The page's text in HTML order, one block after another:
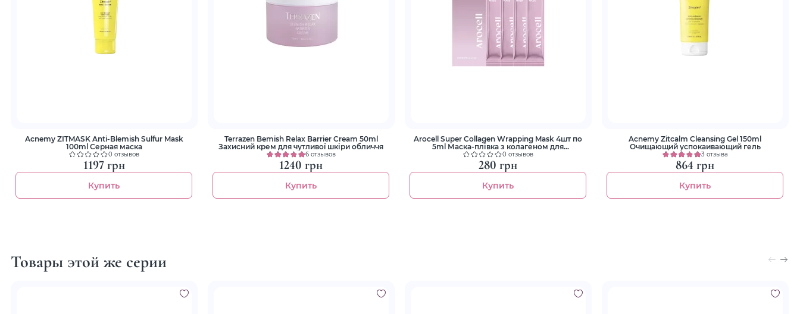
Acnemy ZITMASK Anti-Blemish Sulfur Mask
100ml Серная маска
0 отзывов
1197 грн
Купить
Terrazen Bemish Relax Barrier Cream 50ml
Захисний крем для чутливої шкіри обличчя
6 отзывов
1240 грн
Купить
Arocell Super Collagen Wrapping Mask 4шт по
5ml Маска-плівка з колагеном для
зволоження та ліфтингу
0 отзывов
280 грн
Купить
Acnemy Zitcalm Cleansing Gel 150ml
Очищающий успокаивающий гель
3 отзыва
864 грн
Купить
Товары этой же серии